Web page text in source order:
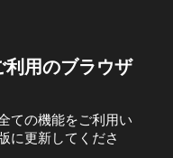
利用のブラウザ
ての機能をご利用い
に更新してくださ